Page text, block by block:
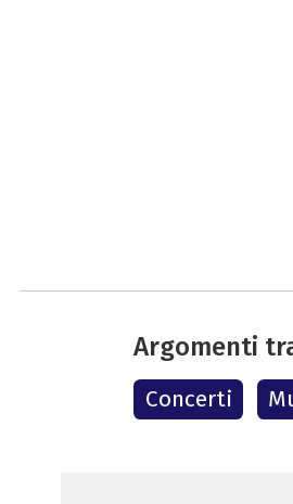
Argomenti
Concerti